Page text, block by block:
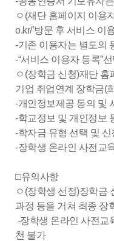
ㅇ(재단 홈페이지 이용
o.kr/’방문 후 서비스 이
-기존 이용자는 별도의
-“서비스 이용자 등록”
ㅇ(장학금 신청)재단
기업 취업연계 장학금(
-개인정보제공 동의 및
-학교정보 및 개인정보
-학자금 유형 선택 및 신
-장학생 온라인 사전교
□유의사항
ㅇ(장학생 선정)장학금
과정 등을 거쳐 최종 장
-장학생 온라인 사전교
천 불가